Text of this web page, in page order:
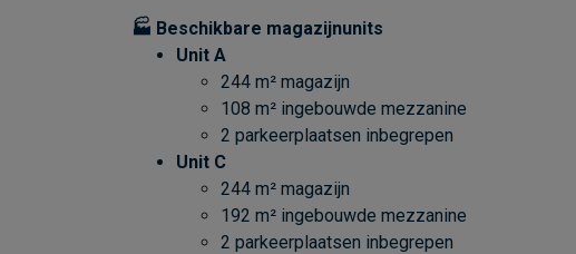
🏭 Beschikbare magazijnunits
Unit A
244 m² magazijn
108 m² ingebouwde mezzanine
2 parkeerplaatsen inbegrepen
Unit C
244 m² magazijn
192 m² ingebouwde mezzanine
2 parkeerplaatsen inbegrepen